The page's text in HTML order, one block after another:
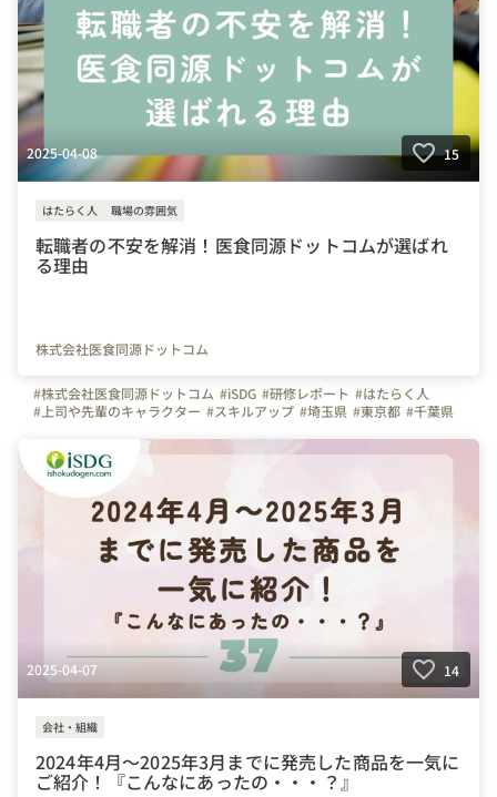
2025-04-08 15
はたらく人 職場の雰囲気
転職者の不安を解消！医食同源ドットコムが選ばれ
る理由
株式会社医食同源ドットコム
#株式会社医食同源ドットコム #iSDG #研修レポート #はたらく人
#上司や先輩のキャラクター #スキルアップ #埼玉県 #東京都 #千葉県
2025-04-07 14
会社・組織
2024年4月～2025年3月までに発売した商品を一気に
ご紹介！『こんなにあったの・・・？』